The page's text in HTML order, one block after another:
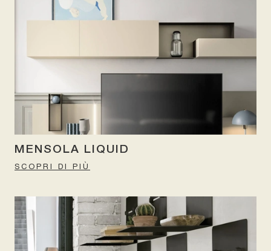
MENSOLA LIQUID
SCOPRI DI PIÙ